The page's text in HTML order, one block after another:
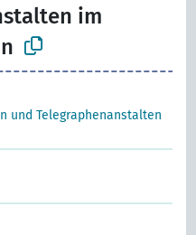
im
und Telegraphenanstalten